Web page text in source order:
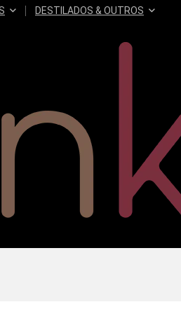
DESTILADOS & OUTROS